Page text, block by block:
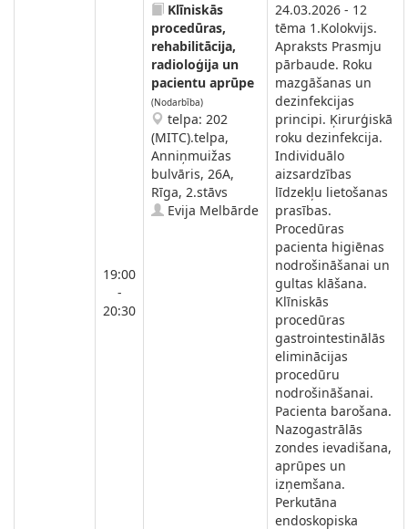
19:00
-
20:30
Klīniskās
procedūras,
rehabilitācija,
radioloģija un
pacientu aprūpe
(Nodarbība)
telpa: 202
(MITC).telpa,
Anniņmuižas
bulvāris, 26A,
Rīga, 2.stāvs
Evija Melbārde
24.03.2026 - 12
tēma 1.Kolokvijs.
Apraksts Prasmju
pārbaude. Roku
mazgāšanas un
dezinfekcijas
principi. Ķirurģiskā
roku dezinfekcija.
Individuālo
aizsardzības
līdzekļu lietošanas
prasības.
Procedūras
pacienta higiēnas
nodrošināšanai un
gultas klāšana.
Klīniskās
procedūras
gastrointestinālās
eliminācijas
procedūru
nodrošināšanai.
Pacienta barošana.
Nazogastrālās
zondes ievadišana,
aprūpes un
izņemšana.
Perkutāna
endoskopiska